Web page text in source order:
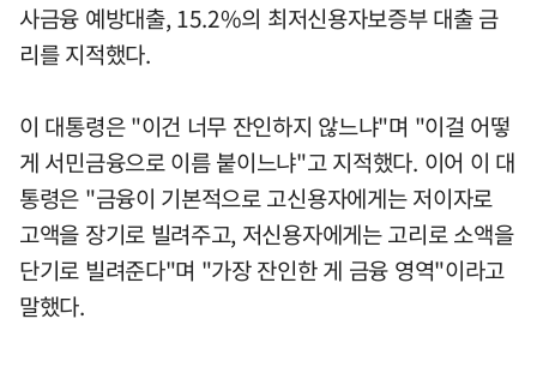
사금융 예방대출, 15.2%의 최저신용자보증부 대출 금
리를 지적했다.
이 대통령은 "이건 너무 잔인하지 않느냐"며 "이걸 어떻
게 서민금융으로 이름 붙이느냐"고 지적했다. 이어 이 대
통령은 "금융이 기본적으로 고신용자에게는 저이자로
고액을 장기로 빌려주고, 저신용자에게는 고리로 소액을
단기로 빌려준다"며 "가장 잔인한 게 금융 영역"이라고
말했다.